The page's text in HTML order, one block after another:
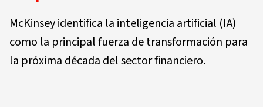
McKinsey identifica la inteligencia artificial (IA)
como la principal fuerza de transformación para
la próxima década del sector financiero.